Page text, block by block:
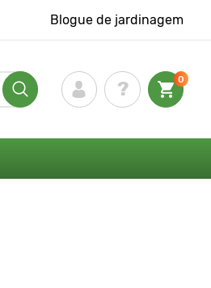
Blogue de jardinagem
0